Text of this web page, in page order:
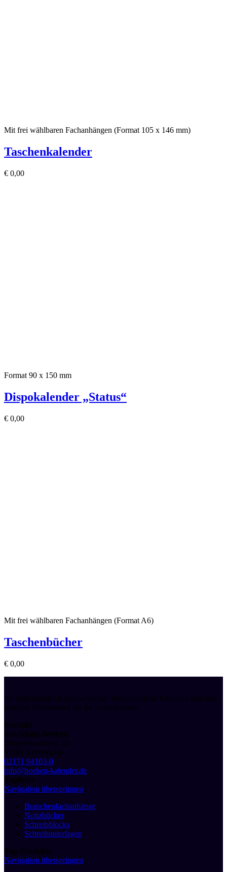
Mit frei wählbaren Fachanhängen (Format 105 x 146 mm)
Taschenkalender
€ 0,00
Format 90 x 150 mm
Dispokalender „Status“
€ 0,00
Mit frei wählbaren Fachanhängen (Format A6)
Taschenbücher
€ 0,00
Ihr individueller Kalenderverlag! Personalisierte Kalender sind das
perfekte Werbemittel für Ihr Unternehmen.
Kontakt
druckhaus boeken
Bürgerbuschweg 48
51381 Leverkusen
02171 94103-0
info@boeken-kalender.de
Toplinks
Navigation überspringen
Branchenfachanhänge
Notizbücher
Schreibblocks
Schreibunterlagen
Top Produkte
Navigation überspringen